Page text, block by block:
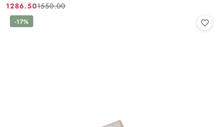
Cena
promocyjna:
1286.50
Cena
przed
1550.00
-17%